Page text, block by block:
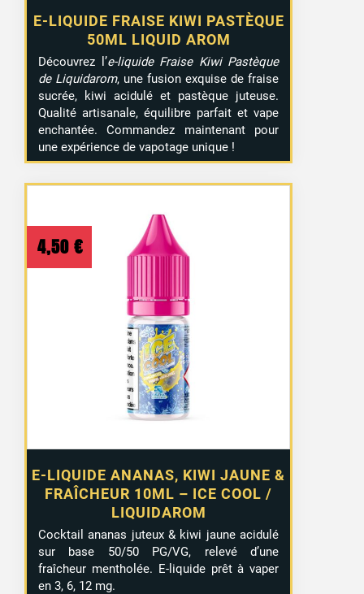
E-LIQUIDE FRAISE KIWI PASTÈQUE
50ML LIQUID AROM
Découvrez l’e-liquide Fraise Kiwi Pastèque
de Liquidarom, une fusion exquise de fraise
sucrée, kiwi acidulé et pastèque juteuse.
Qualité artisanale, équilibre parfait et vape
enchantée. Commandez maintenant pour
une expérience de vapotage unique !
E-LIQUIDE ANANAS, KIWI JAUNE &
FRAÎCHEUR 10ML – ICE COOL /
LIQUIDAROM
4,50 €
Cocktail ananas juteux & kiwi jaune acidulé
sur base 50/50 PG/VG, relevé d’une
fraîcheur mentholée. E-liquide prêt à vaper
en 3, 6, 12 mg.